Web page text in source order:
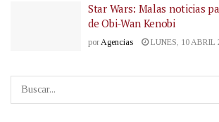
Star Wars: Malas noticias
de Obi-Wan Kenobi
por Agencias LUNES, 10 ABRIL